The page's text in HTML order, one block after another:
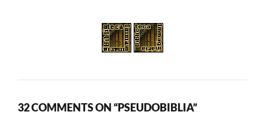
32 COMMENTS ON “PSEUDOBIBLIA”